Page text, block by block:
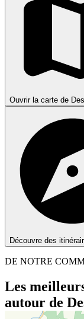
Ouvrir la carte de
Découvre des
DE NOTRE
Les
autour de